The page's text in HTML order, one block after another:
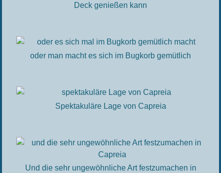
Deck genießen kann
oder man macht es sich im Bugkorb gemütlich
Spektakuläre Lage von Capreia
Und die sehr ungewöhnliche Art festzumachen in